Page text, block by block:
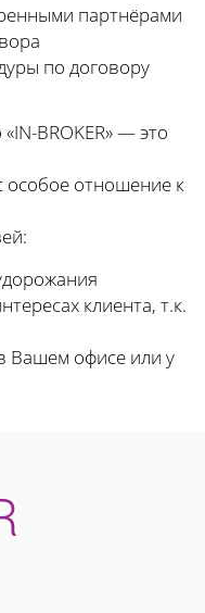
партнёрами
по договору
BROKER» — это
отношение к
клиента, т.к.
Вашем офисе или у